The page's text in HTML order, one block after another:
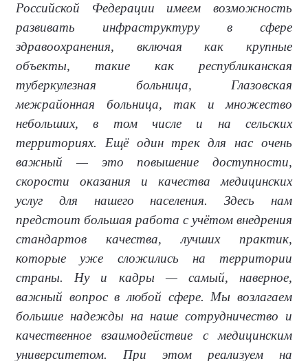
Российской Федерации имеем возможность
развивать инфраструктуру в сфере
здравоохранения, включая как крупные
объекты, такие как республиканская
туберкулезная больница, Глазовская
межрайонная больница, так и множество
небольших, в том числе и на сельских
территориях. Ещё один трек для нас очень
важный — это повышение доступности,
скорости оказания и качества медицинских
услуг для нашего населения. Здесь нам
предстоит большая работа с учётом внедрения
стандартов качества, лучших практик,
которые уже сложились на территории
страны. Ну и кадры — самый, наверное,
важный вопрос в любой сфере. Мы возлагаем
большие надежды на наше сотрудничество и
качественное взаимодействие с медицинским
университетом. При этом реализуем на